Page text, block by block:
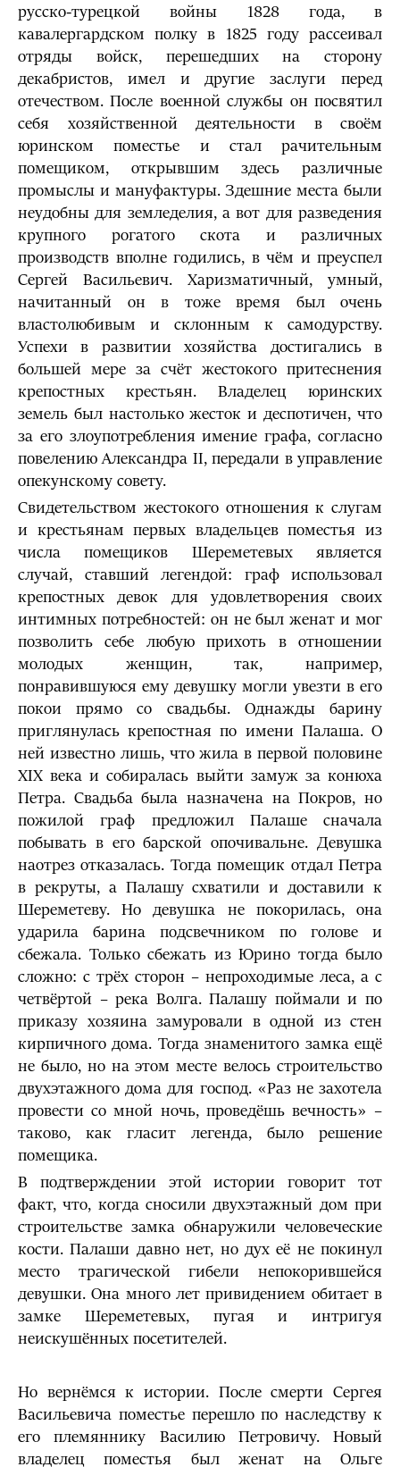
русско-турецкой войны 1828 года, в
кавалергардском полку в 1825 году рассеивал
отряды войск, перешедших на сторону
декабристов, имел и другие заслуги перед
отечеством. После военной службы он посвятил
себя хозяйственной деятельности в своём
юринском поместье и стал рачительным
помещиком, открывшим здесь различные
промыслы и мануфактуры. Здешние места были
неудобны для земледелия, а вот для разведения
крупного рогатого скота и различных
производств вполне годились, в чём и преуспел
Сергей Васильевич. Харизматичный, умный,
начитанный он в тоже время был очень
властолюбивым и склонным к самодурству.
Успехи в развитии хозяйства достигались в
большей мере за счёт жестокого притеснения
крепостных крестьян. Владелец юринских
земель был настолько жесток и деспотичен, что
за его злоупотребления имение графа, согласно
повелению Александра II, передали в управление
опекунскому совету.
Свидетельством жестокого отношения к слугам
и крестьянам первых владельцев поместья из
числа помещиков Шереметевых является
случай, ставший легендой: граф использовал
крепостных девок для удовлетворения своих
интимных потребностей: он не был женат и мог
позволить себе любую прихоть в отношении
молодых женщин, так, например,
понравившуюся ему девушку могли увезти в его
покои прямо со свадьбы. Однажды барину
приглянулась крепостная по имени Палаша. О
ней известно лишь, что жила в первой половине
ХIХ века и собиралась выйти замуж за конюха
Петра. Свадьба была назначена на Покров, но
пожилой граф предложил Палаше сначала
побывать в его барской опочивальне. Девушка
наотрез отказалась. Тогда помещик отдал Петра
в рекруты, а Палашу схватили и доставили к
Шереметеву. Но девушка не покорилась, она
ударила барина подсвечником по голове и
сбежала. Только сбежать из Юрино тогда было
сложно: с трёх сторон – непроходимые леса, а с
четвёртой – река Волга. Палашу поймали и по
приказу хозяина замуровали в одной из стен
кирпичного дома. Тогда знаменитого замка ещё
не было, но на этом месте велось строительство
двухэтажного дома для господ. «Раз не захотела
провести со мной ночь, проведёшь вечность» –
таково, как гласит легенда, было решение
помещика.
В подтверждении этой истории говорит тот
факт, что, когда сносили двухэтажный дом при
строительстве замка обнаружили человеческие
кости. Палаши давно нет, но дух её не покинул
место трагической гибели непокорившейся
девушки. Она много лет привидением обитает в
замке Шереметевых, пугая и интригуя
неискушённых посетителей.
Но вернёмся к истории. После смерти Сергея
Васильевича поместье перешло по наследству к
его племяннику Василию Петровичу. Новый
владелец поместья был женат на Ольге